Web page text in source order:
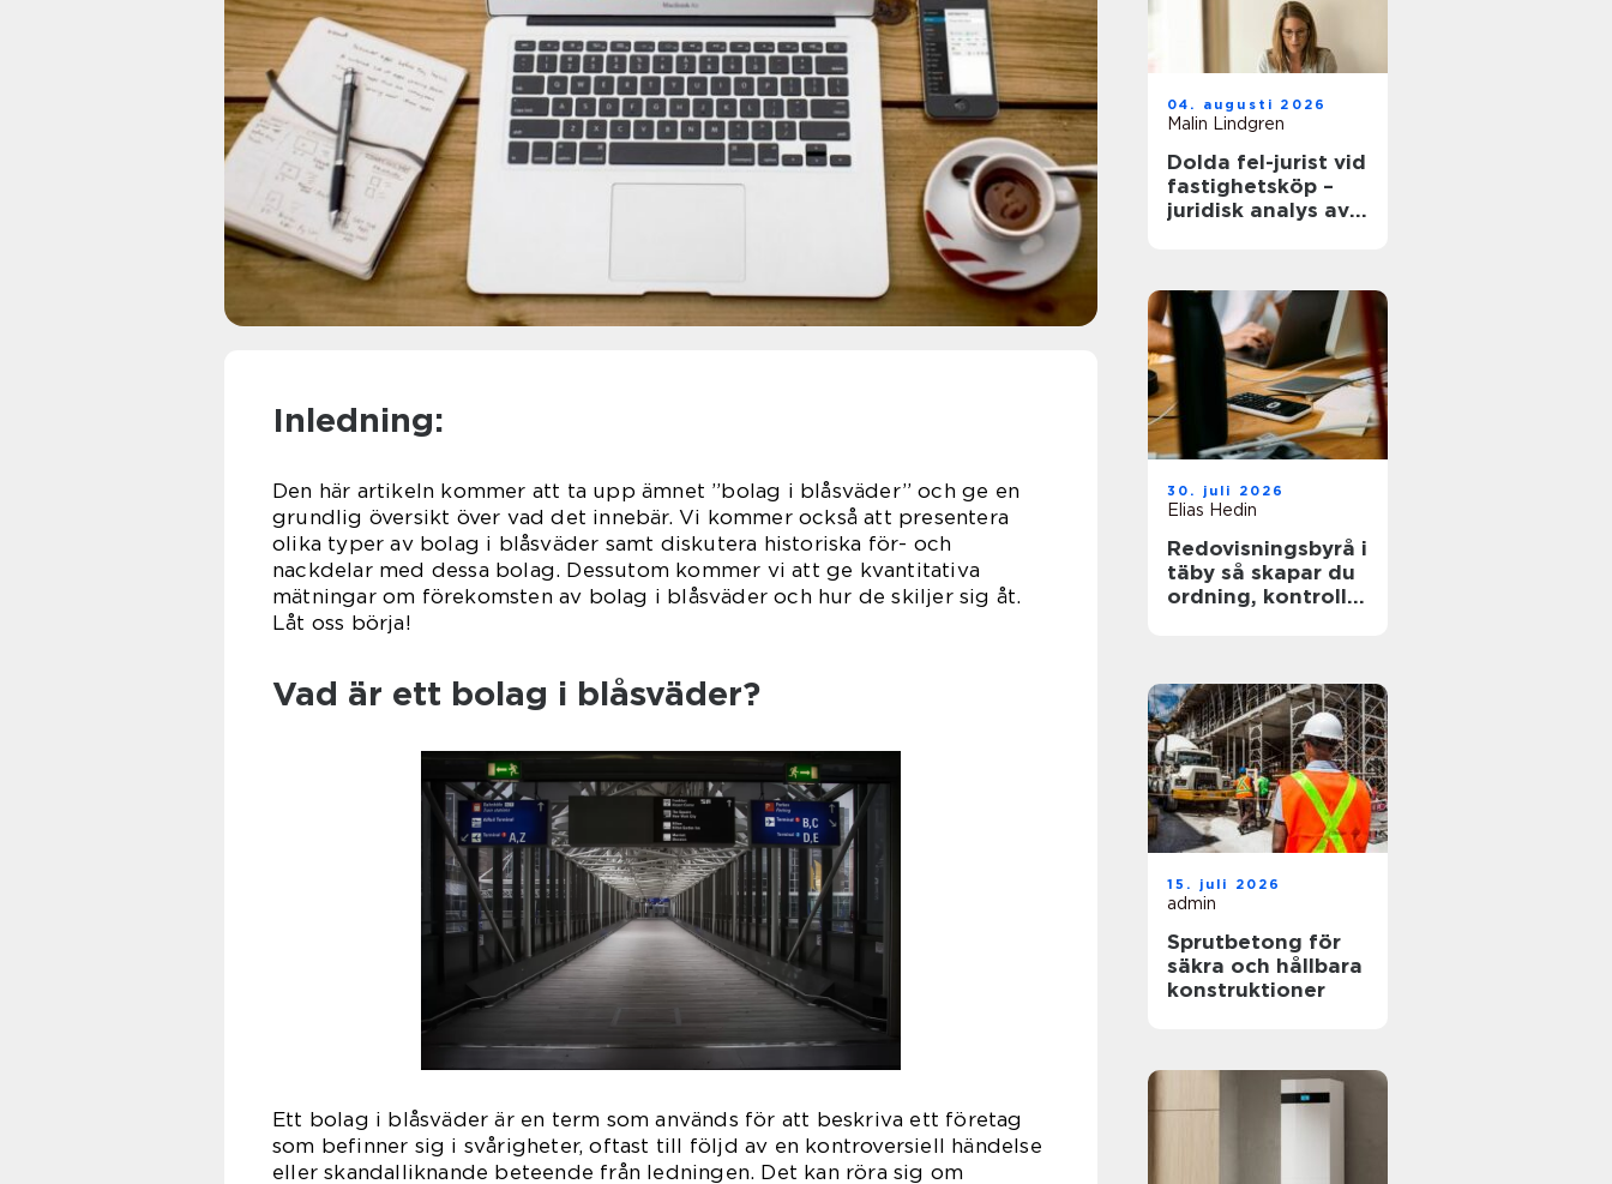
Inledning:
Den här artikeln kommer att ta upp ämnet ”bolag i blåsväder” och ge en
grundlig översikt över vad det innebär. Vi kommer också att presentera
olika typer av bolag i blåsväder samt diskutera historiska för- och
nackdelar med dessa bolag. Dessutom kommer vi att ge kvantitativa
mätningar om förekomsten av bolag i blåsväder och hur de skiljer sig åt.
Låt oss börja!
Vad är ett bolag i blåsväder?
Ett bolag i blåsväder är en term som används för att beskriva ett företag
som befinner sig i svårigheter, oftast till följd av en kontroversiell händelse
eller skandalliknande beteende från ledningen. Det kan röra sig om
04. augusti 2026
Malin Lindgren
Dolda fel-jurist vid
fastighetsköp –
juridisk analys av
praktiken
30. juli 2026
Elias Hedin
Redovisningsbyrå i
täby så skapar du
ordning, kontroll
15. juli 2026
admin
Sprutbetong för
säkra och hållbara
konstruktioner